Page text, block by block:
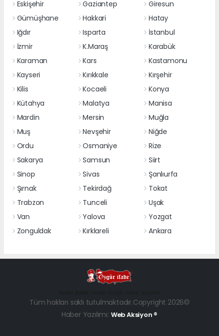
Eskişehir
Gaziantep
Giresun
Gümüşhane
Hakkari
Hatay
Iğdır
Isparta
İstanbul
İzmir
K.Maraş
Karabük
Karaman
Kars
Kastamonu
Kayseri
Kırıkkale
Kırşehir
Kilis
Kocaeli
Konya
Kütahya
Malatya
Manisa
Mardin
Mersin
Muğla
Muş
Nevşehir
Niğde
Ordu
Osmaniye
Rize
Sakarya
Samsun
Siirt
Sinop
Sivas
Şanlıurfa
Şırnak
Tekirdağ
Tokat
Trabzon
Tunceli
Uşak
Van
Yalova
Yozgat
Zonguldak
Kırklareli Ankara
Tüm hakları saklı tutulmaktadır.Copyright 2026©
Haber Yazılımı: Web Aksiyon ®